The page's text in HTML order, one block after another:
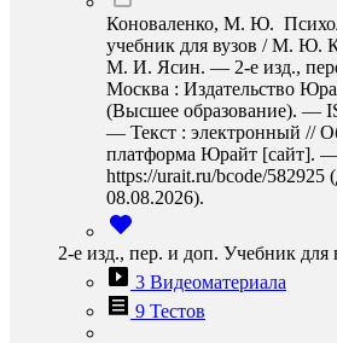
Коноваленко, М. Ю.
учебник для вузов / М. Ю.
М. И. Ясин. — 2-е изд.,
Москва : Издательство
(Высшее образование). —
— Текст : электронный //
платформа Юрайт [сайт].
https://urait.ru/bcode/582925
08.08.2026).
2-е изд., пер. и доп. Учебник для
3 Видеоматериала
9 Тестов